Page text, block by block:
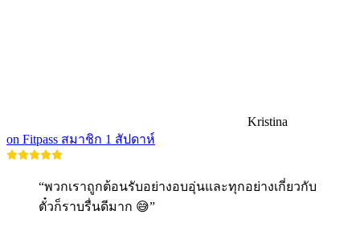
Kristina
on Fitpass สมาชิก 1 สัปดาห์
“พวกเราถูกต้อนรับอย่างอบอุ่นและทุกอย่างเกี่ยวกับ
ตั๋วก็ราบรื่นดีมาก 😅”